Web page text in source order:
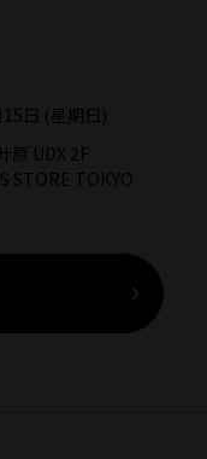
开)
日 (星期日)
UDX 2F
STORE TOKYO